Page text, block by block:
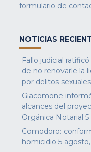
formulario de
NOTICIAS
Fallo judicial
de no renovarle la
por delitos sexuales
Giacomone
alcances del
Orgánica Notarial
Comodoro:
homicidio 5